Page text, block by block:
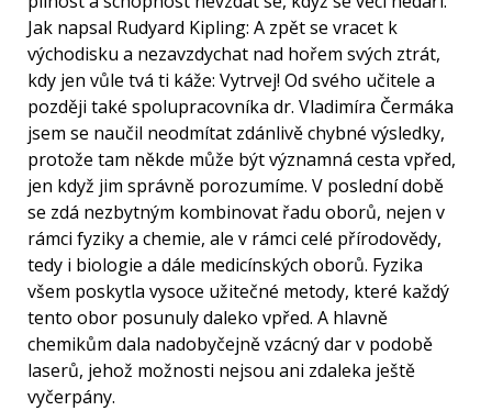
Jak napsal Rudyard Kipling: A zpět se vracet k
východisku a nezavzdychat nad hořem svých ztrát,
kdy jen vůle tvá ti káže: Vytrvej! Od svého učitele a
později také spolupracovníka dr. Vladimíra Čermáka
jsem se naučil neodmítat zdánlivě chybné výsledky,
protože tam někde může být významná cesta vpřed,
jen když jim správně porozumíme. V poslední době
se zdá nezbytným kombinovat řadu oborů, nejen v
rámci fyziky a chemie, ale v rámci celé přírodovědy,
tedy i biologie a dále medicínských oborů. Fyzika
všem poskytla vysoce užitečné metody, které každý
tento obor posunuly daleko vpřed. A hlavně
chemikům dala nadobyčejně vzácný dar v podobě
laserů, jehož možnosti nejsou ani zdaleka ještě
vyčerpány.